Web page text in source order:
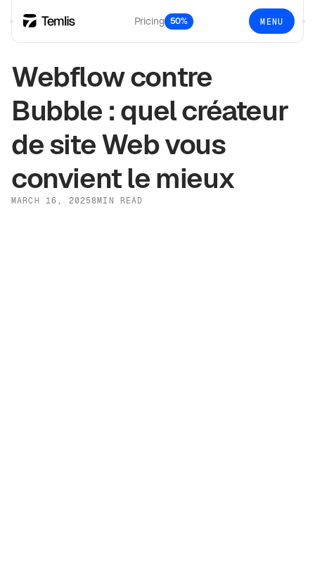
Pricing 50% MENU
Webflow contre
Bubble : quel créateur
de site Web vous
convient le mieux
MARCH 16, 20258MIN READ